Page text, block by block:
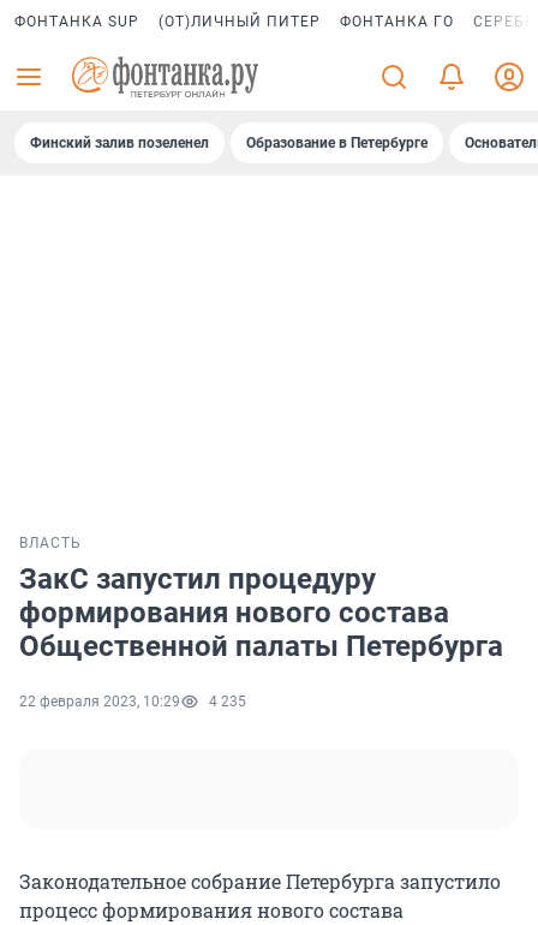
ФОНТАНКА SUP (ОТ)ЛИЧНЫЙ ПИТЕР ФОНТАНКА ГО
Финский залив позеленел Образование в Петербурге
ВЛАСТЬ
ЗакС запустил процедуру
формирования нового состава
Общественной палаты Петербурга
22 февраля 2023, 10:29 4 235
Законодательное собрание Петербурга запустило
процесс формирования нового состава